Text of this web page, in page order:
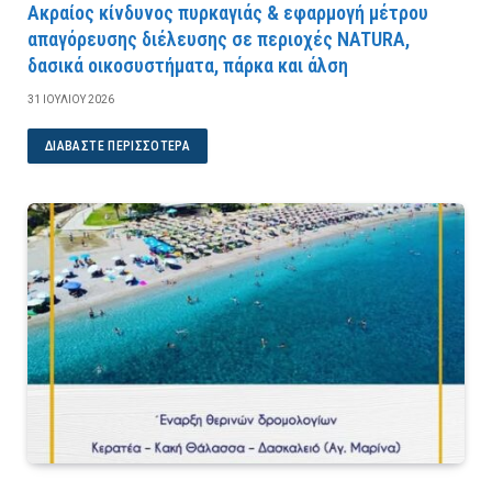
Ακραίος κίνδυνος πυρκαγιάς & εφαρμογή μέτρου
απαγόρευσης διέλευσης σε περιοχές NATURA,
δασικά οικοσυστήματα, πάρκα και άλση
31 ΙΟΥΛΊΟΥ 2026
ΔΙΑΒΆΣΤΕ ΠΕΡΙΣΣΌΤΕΡΑ